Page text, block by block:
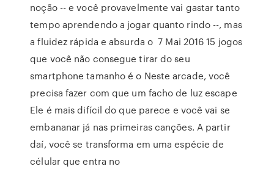
noção -- e você provavelmente vai gastar tanto
tempo aprendendo a jogar quanto rindo --, mas
a fluidez rápida e absurda o 7 Mai 2016 15 jogos
que você não consegue tirar do seu
smartphone tamanho é o Neste arcade, você
precisa fazer com que um facho de luz escape
Ele é mais difícil do que parece e você vai se
embananar já nas primeiras canções. A partir
daí, você se transforma em uma espécie de
célular que entra no